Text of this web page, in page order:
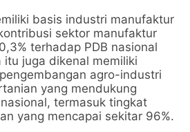
basis industri manufaktur
sektor manufaktur
terhadap PDB nasional
juga dikenal memiliki
agro-industri
yang mendukung
termasuk tingkat
yang mencapai sekitar 96%.